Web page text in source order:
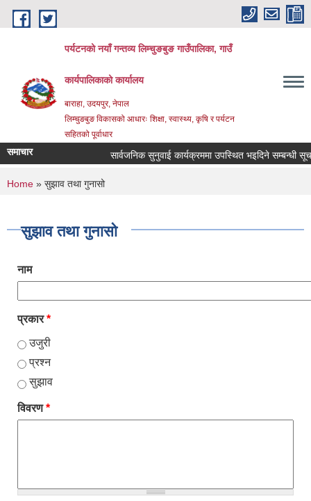
Skip to main content
पर्यटनको नयाँ गन्तव्य लिम्चुङबुङ गाउँपालिका, गाउँ
कार्यपालिकाको कार्यालय
बाराहा, उदयपुर, नेपाल
लिम्चुङबुङ विकासको आधारः शिक्षा, स्वास्थ्य, कृषि र पर्यटन
सहितको पूर्वाधार
समाचार सार्वजनिक सुनुवाई कार्यक्रममा उपस्थित भइदिने सम्बन्धी
You are here
Home » सुझाव तथा गुनासो
सुझाव तथा गुनासो
नाम
प्रकार*
उजुरी
प्रश्न
सुझाव
विवरण*